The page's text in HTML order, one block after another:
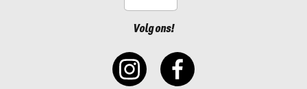
Volg ons!